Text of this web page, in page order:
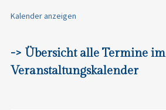
Kalender anzeigen
-> Übersicht alle Termine im
Veranstaltungskalender